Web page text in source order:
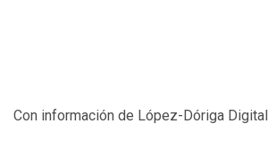
Con información de López-Dóriga Digital